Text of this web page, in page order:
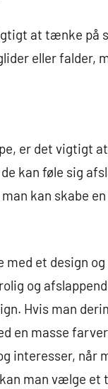
at tænke på
eller falder,
er det vigtigt
kan føle sig
kan skabe
et design
og
Hvis man
en masse
interesser, når
man vælge